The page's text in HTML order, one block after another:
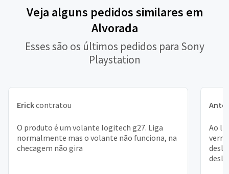
Veja alguns pedidos similares em
Alvorada
Esses são os últimos pedidos para Sony
Playstation
Erickcontratou
O produto é um volante logitech g27. Liga
normalmente mas o volante não funciona, na
checagem não gira
Ao